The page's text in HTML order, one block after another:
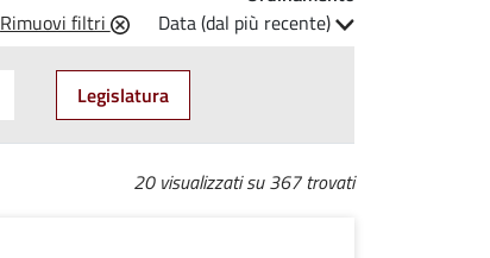
Rimuovi filtri
Data (dal più recente)
Legislatura
20 visualizzati su367 trovati